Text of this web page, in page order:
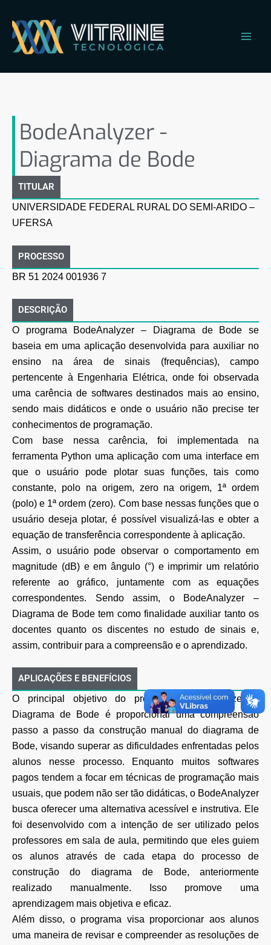
para
conteúdo
BodeAnalyzer -
Diagrama de Bode
TITULAR
UNIVERSIDADE FEDERAL RURAL DO SEMI-ARIDO –
UFERSA
PROCESSO
BR 51 2024 001936 7
DESCRIÇÃO
O programa BodeAnalyzer – Diagrama de Bode se
baseia em uma aplicação desenvolvida para auxiliar no
ensino na área de sinais (frequências), campo
pertencente à Engenharia Elétrica, onde foi observada
uma carência de softwares destinados mais ao ensino,
sendo mais didáticos e onde o usuário não precise ter
conhecimentos de programação.
Com base nessa carência, foi implementada na
ferramenta Python uma aplicação com uma interface em
que o usuário pode plotar suas funções, tais como
constante, polo na origem, zero na origem, 1ª ordem
(polo) e 1ª ordem (zero). Com base nessas funções que o
usuário deseja plotar, é possível visualizá-las e obter a
equação de transferência correspondente à aplicação.
Assim, o usuário pode observar o comportamento em
magnitude (dB) e em ângulo (°) e imprimir um relatório
referente ao gráfico, juntamente com as equações
correspondentes. Sendo assim, o BodeAnalyzer –
Diagrama de Bode tem como finalidade auxiliar tanto os
docentes quanto os discentes no estudo de sinais e,
assim, contribuir para a compreensão e o aprendizado.
APLICAÇÕES E BENEFÍCIOS
O principal objetivo do programa BodeAnalyzer –
Diagrama de Bode é proporcionar uma compreensão
passo a passo da construção manual do diagrama de
Bode, visando superar as dificuldades enfrentadas pelos
alunos nesse processo. Enquanto muitos softwares
pagos tendem a focar em técnicas de programação mais
usuais, que podem não ser tão didáticas, o BodeAnalyzer
busca oferecer uma alternativa acessível e instrutiva. Ele
foi desenvolvido com a intenção de ser utilizado pelos
professores em sala de aula, permitindo que eles guiem
os alunos através de cada etapa do processo de
construção do diagrama de Bode, anteriormente
realizado manualmente. Isso promove uma
aprendizagem mais objetiva e eficaz.
Além disso, o programa visa proporcionar aos alunos
uma maneira de revisar e compreender as resoluções de